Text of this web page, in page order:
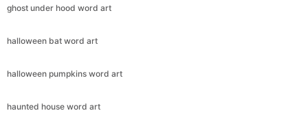
ghost under hood word art
halloween bat word art
halloween pumpkins word art
haunted house word art